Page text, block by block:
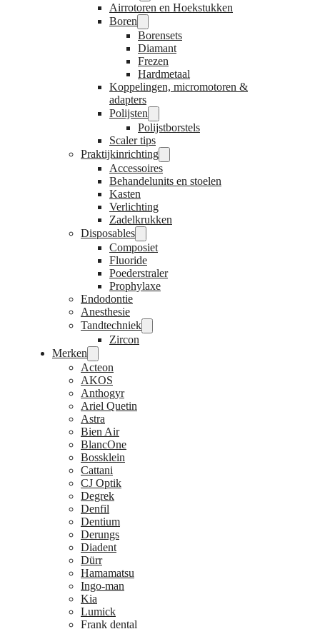
Airrotoren en Hoekstukken
Boren
Borensets
Diamant
Frezen
Hardmetaal
Koppelingen, micromotoren &
adapters
Polijsten
Polijstborstels
Scaler tips
Praktijkinrichting
Accessoires
Behandelunits en stoelen
Kasten
Verlichting
Zadelkrukken
Disposables
Composiet
Fluoride
Poederstraler
Prophylaxe
Endodontie
Anesthesie
Tandtechniek
Zircon
Merken
Acteon
AKOS
Anthogyr
Ariel Quetin
Astra
Bien Air
BlancOne
Bossklein
Cattani
CJ Optik
Degrek
Denfil
Dentium
Derungs
Diadent
Dürr
Hamamatsu
Ingo-man
Kia
Lumick
Frank dental